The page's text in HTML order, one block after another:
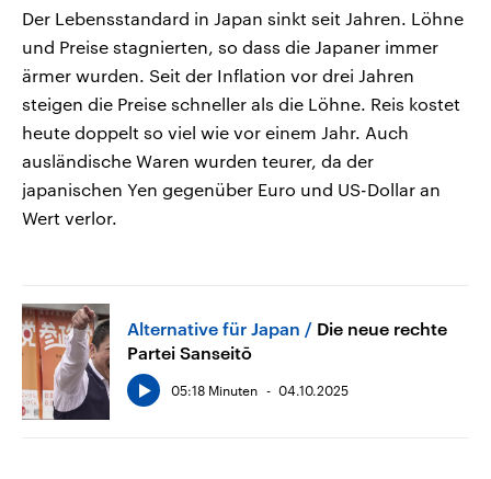
Der Lebensstandard in Japan sinkt seit Jahren. Löhne
und Preise stagnierten, so dass die Japaner immer
ärmer wurden. Seit der Inflation vor drei Jahren
steigen die Preise schneller als die Löhne. Reis kostet
heute doppelt so viel wie vor einem Jahr. Auch
ausländische Waren wurden teurer, da der
japanischen Yen gegenüber Euro und US-Dollar an
Wert verlor.
Alternative für Japan
Die neue rechte
Partei Sanseitō
05:18 Minuten 04.10.2025